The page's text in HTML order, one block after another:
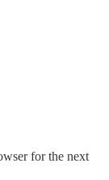
for the next